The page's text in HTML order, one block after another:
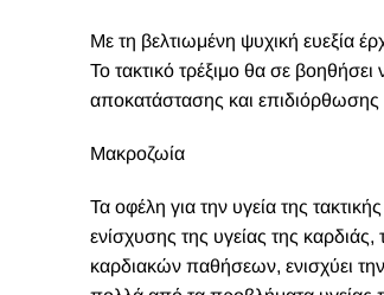
Με τη βελτιωμένη ψυχική ευεξία
Το τακτικό τρέξιμο θα σε
αποκατάστασης και επιδιόρθωσης
Μακροζωία
Τα οφέλη για την υγεία της
ενίσχυσης της υγείας της
καρδιακών παθήσεων, ενισχύει